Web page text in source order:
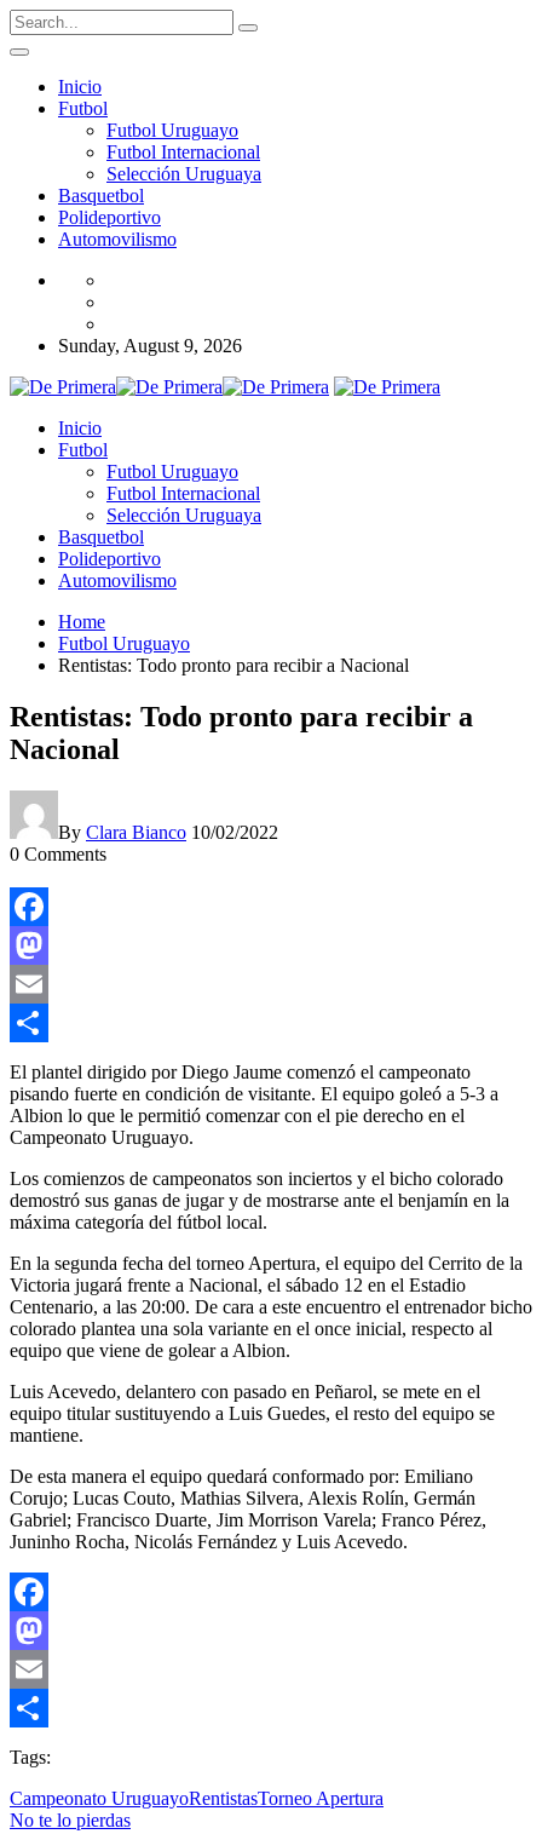
Inicio
Futbol
Futbol Uruguayo
Futbol Internacional
Selección Uruguaya
Basquetbol
Polideportivo
Automovilismo
Sunday, August 9, 2026
Inicio
Futbol
Futbol Uruguayo
Futbol Internacional
Selección Uruguaya
Basquetbol
Polideportivo
Automovilismo
Home
Futbol Uruguayo
Rentistas: Todo pronto para recibir a Nacional
Rentistas: Todo pronto para recibir a
Nacional
By Clara Bianco 10/02/2022
0 Comments
Facebook
Mastodon
Email
Compartir
El plantel dirigido por Diego Jaume comenzó el campeonato
pisando fuerte en condición de visitante. El equipo goleó a 5-3 a
Albion lo que le permitió comenzar con el pie derecho en el
Campeonato Uruguayo.
Los comienzos de campeonatos son inciertos y el bicho colorado
demostró sus ganas de jugar y de mostrarse ante el benjamín en la
máxima categoría del fútbol local.
En la segunda fecha del torneo Apertura, el equipo del Cerrito de la
Victoria jugará frente a Nacional, el sábado 12 en el Estadio
Centenario, a las 20:00. De cara a este encuentro el entrenador bicho
colorado plantea una sola variante en el once inicial, respecto al
equipo que viene de golear a Albion.
Luis Acevedo, delantero con pasado en Peñarol, se mete en el
equipo titular sustituyendo a Luis Guedes, el resto del equipo se
mantiene.
De esta manera el equipo quedará conformado por: Emiliano
Corujo; Lucas Couto, Mathias Silvera, Alexis Rolín, Germán
Gabriel; Francisco Duarte, Jim Morrison Varela; Franco Pérez,
Juninho Rocha, Nicolás Fernández y Luis Acevedo.
Facebook
Mastodon
Email
Compartir
Tags:
Campeonato UruguayoRentistasTorneo Apertura
No te lo pierdas